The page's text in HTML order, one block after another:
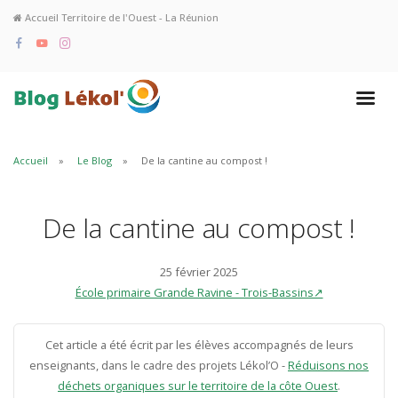
Accueil Territoire de l'Ouest - La Réunion
Accueil Le Blog De la cantine au compost !
De la cantine au compost !
25 février 2025
École primaire Grande Ravine - Trois-Bassins↗
Cet article a été écrit par les élèves accompagnés de leurs
enseignants, dans le cadre des projets Lékol’O -Réduisons nos
déchets organiques sur le territoire de la côte Ouest.